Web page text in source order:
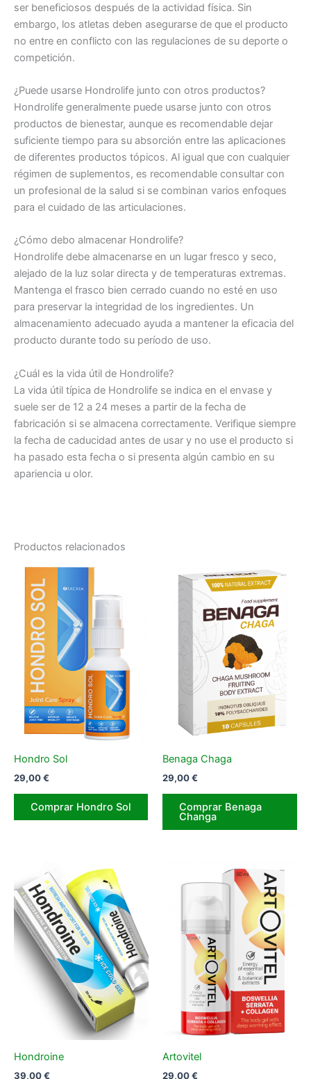
ser beneficiosos después de la actividad física. Sin
embargo, los atletas deben asegurarse de que el producto
no entre en conflicto con las regulaciones de su deporte o
competición.
¿Puede usarse Hondrolife junto con otros productos?
Hondrolife generalmente puede usarse junto con otros
productos de bienestar, aunque es recomendable dejar
suficiente tiempo para su absorción entre las aplicaciones
de diferentes productos tópicos. Al igual que con cualquier
régimen de suplementos, es recomendable consultar con
un profesional de la salud si se combinan varios enfoques
para el cuidado de las articulaciones.
¿Cómo debo almacenar Hondrolife?
Hondrolife debe almacenarse en un lugar fresco y seco,
alejado de la luz solar directa y de temperaturas extremas.
Mantenga el frasco bien cerrado cuando no esté en uso
para preservar la integridad de los ingredientes. Un
almacenamiento adecuado ayuda a mantener la eficacia del
producto durante todo su período de uso.
¿Cuál es la vida útil de Hondrolife?
La vida útil típica de Hondrolife se indica en el envase y
suele ser de 12 a 24 meses a partir de la fecha de
fabricación si se almacena correctamente. Verifique siempre
la fecha de caducidad antes de usar y no use el producto si
ha pasado esta fecha o si presenta algún cambio en su
apariencia u olor.
Productos relacionados
Hondro Sol
29,00€
Comprar Hondro Sol
Benaga Chaga
29,00€
Comprar Benaga
Changa
Hondroine
39,00€
Artovitel
29,00€